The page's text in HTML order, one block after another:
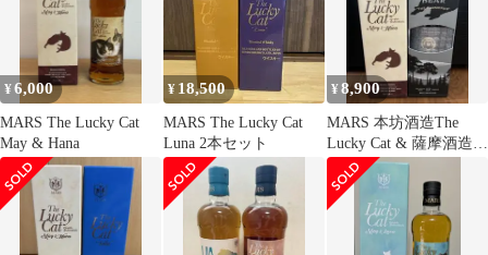
¥6,000
MARS The Lucky Cat
May & Hana
¥ 18,500
MARS The Lucky Cat
Luna 2本セット
¥8,900
MARS 本坊酒造The
Lucky Cat & 薩摩酒造
Sleepy Bear